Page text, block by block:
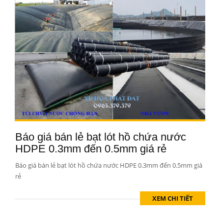
Báo giá bán lẻ bạt lót hồ chứa nước
HDPE 0.3mm đến 0.5mm giá rẻ
Báo giá bán lẻ bạt lót hồ chứa nước HDPE 0.3mm đến 0.5mm giá
rẻ
XEM CHI TIẾT